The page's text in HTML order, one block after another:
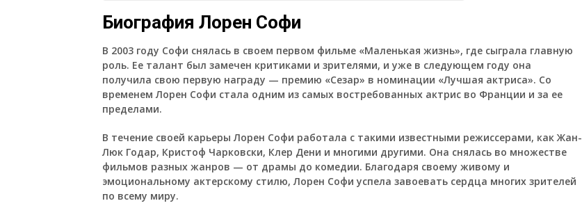
Биография Лорен Софи
В 2003 году Софи снялась в своем первом фильме «Маленькая жизнь», где сыграла главную
роль. Ее талант был замечен критиками и зрителями, и уже в следующем году она
получила свою первую награду — премию «Сезар» в номинации «Лучшая актриса». Со
временем Лорен Софи стала одним из самых востребованных актрис во Франции и за ее
пределами.
В течение своей карьеры Лорен Софи работала с такими известными режиссерами, как Жан-
Люк Годар, Кристоф Чарковски, Клер Дени и многими другими. Она снялась во множестве
фильмов разных жанров — от драмы до комедии. Благодаря своему живому и
эмоциональному актерскому стилю, Лорен Софи успела завоевать сердца многих зрителей
по всему миру.